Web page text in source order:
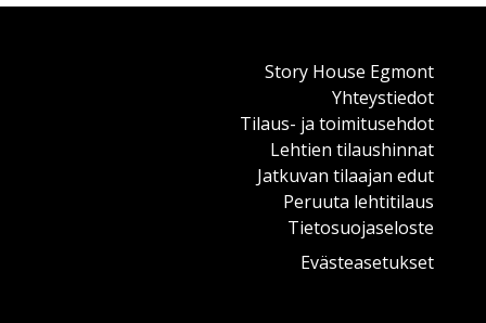
Story House Egmont
Yhteystiedot
Tilaus- ja toimitusehdot
Lehtien tilaushinnat
Jatkuvan tilaajan edut
Peruuta lehtitilaus
Tietosuojaseloste
Evästeasetukset